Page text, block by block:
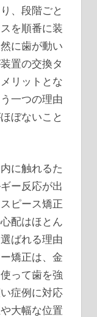
、段階ごと
を順番に装
に歯が動い
置の交換タ
リットとな
一つの理由
ぼないこと
に触れるた
ー反応が出
ピース矯正
配はほとん
ばれる理由
矯正は、金
って歯を強
症例に対応
大幅な位置